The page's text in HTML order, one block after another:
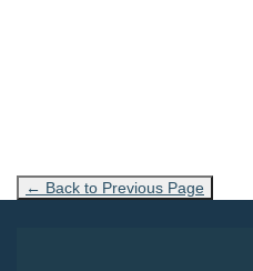
← Back to Previous Page